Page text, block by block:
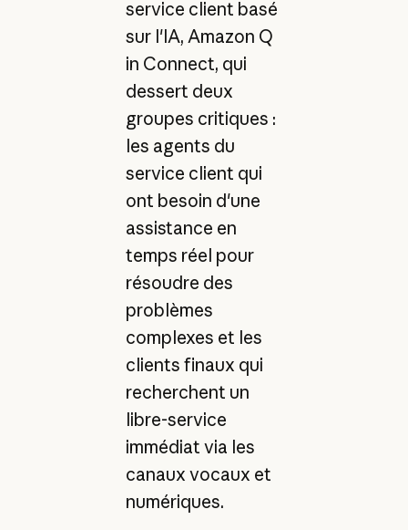
service client basé
sur l'IA, Amazon Q
in Connect, qui
dessert deux
groupes critiques :
les agents du
service client qui
ont besoin d'une
assistance en
temps réel pour
résoudre des
problèmes
complexes et les
clients finaux qui
recherchent un
libre-service
immédiat via les
canaux vocaux et
numériques.